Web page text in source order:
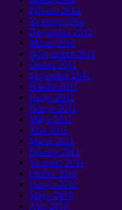
Febrero 2014
Ya enero 2014
Disyembre 2012
Märso 2012
Nobyembre 2011
Otubre 2011
Setyembre 2011
Hñethe 2011
Hulyo 2011
Hunyo 2011
Mäyo 2011
Abri 2011
Märso 2011
Febrero 2011
Ya enero 2011
Otubre 2010
Hunyo 2010
Mäyo 2010
Abri 2010